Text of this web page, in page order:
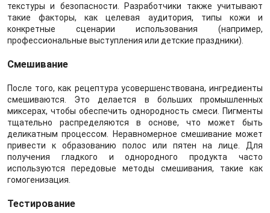
текстуры и безопасности. Разработчики также учитывают
такие факторы, как целевая аудитория, типы кожи и
конкретные сценарии использования (например,
профессиональные выступления или детские праздники).
Смешивание
После того, как рецептура усовершенствована, ингредиенты
смешиваются. Это делается в больших промышленных
миксерах, чтобы обеспечить однородность смеси. Пигменты
тщательно распределяются в основе, что может быть
деликатным процессом. Неравномерное смешивание может
привести к образованию полос или пятен на лице. Для
получения гладкого и однородного продукта часто
используются передовые методы смешивания, такие как
гомогенизация.
Тестирование